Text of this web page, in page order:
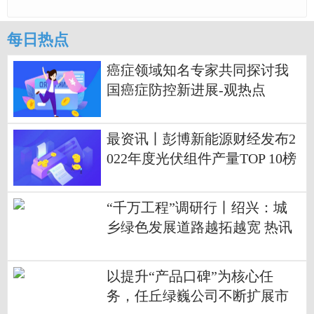
每日热点
癌症领域知名专家共同探讨我
国癌症防控新进展-观热点
最资讯丨彭博新能源财经发布2
022年度光伏组件产量TOP 10榜
“千万工程”调研行丨绍兴：城
乡绿色发展道路越拓越宽 热讯
以提升“产品口碑”为核心任
务，任丘绿巍公司不断扩展市